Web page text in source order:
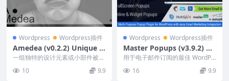
Wordpress Wordpress插件
Amedea (v0.2.2) Unique D
esign Elements for Eleme
ntor
一组独特的设计元素或小部件被收
集为捆绑包。 几分钟之内，您就
可以轻松地将独特的图...
10 9.9
Wordpress Wordpress插件
Master Popups (v3.9.2) W
ordPress Popup Plugin for
Email Subscription [Activa
ted]
用于电子邮件订阅的最佳 WordPr
ess 弹出插件 Master Popups...
16 9.9